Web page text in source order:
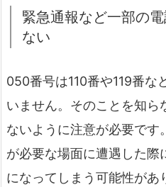
緊急通報など一部の
ない
050番号は110番や119番な
いません。そのことを知ら
ないように注意が必要です
が必要な場面に遭遇した際
になってしまう可能性があ